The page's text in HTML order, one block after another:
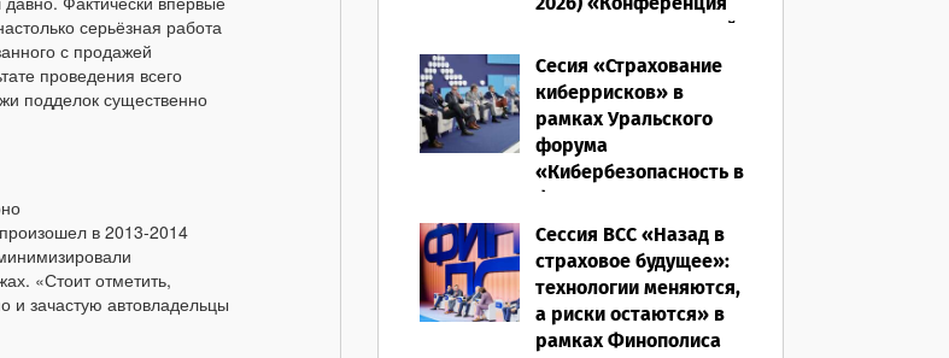
серьёзная работа
с продажей
проведения всего
подделок существенно
в 2013-2014
«Стоит отметить,
и зачастую автовладельцы
ВСС-2026: Культурный
код страхования/
Человеческий
фактор»
28.05.2026
Сесия «Страхование
киберрисков» в
рамках Уральского
форума
«Кибербезопасность в
финансах» 2026
16.03.2026
Сессия ВСС «Назад в
страховое будущее»:
технологии меняются,
а риски остаются» в
рамках Финополиса